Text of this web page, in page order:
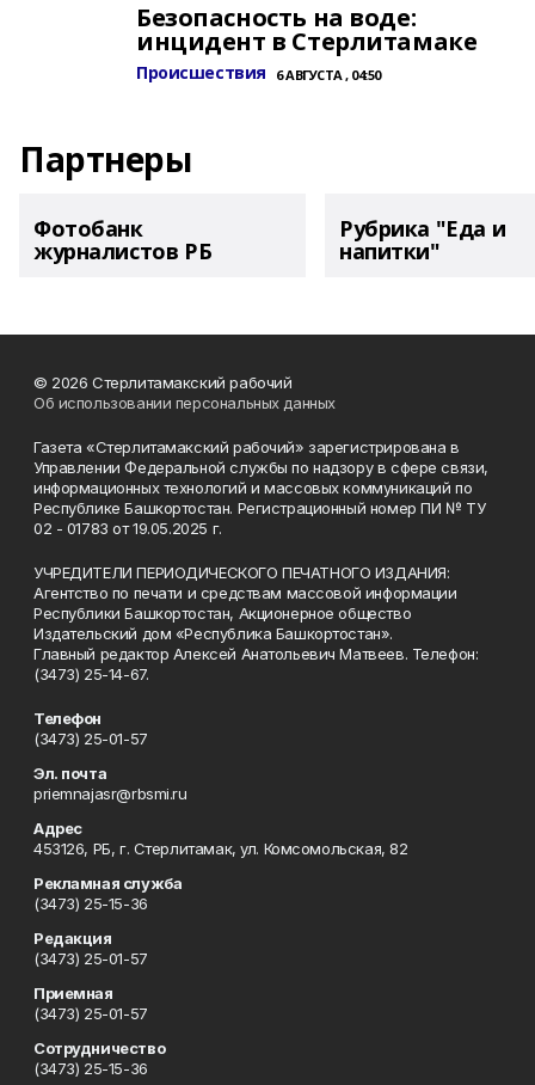
Безопасность на воде:
инцидент в Стерлитамаке
Происшествия 6 АВГУСТА , 04:50
Партнеры
Фотобанк
журналистов РБ
Рубрика "Еда и
напитки"
© 2026 Стерлитамакский рабочий
Об использовании персональных данных
Газета «Стерлитамакский рабочий» зарегистрирована в
Управлении Федеральной службы по надзору в сфере связи,
информационных технологий и массовых коммуникаций по
Республике Башкортостан. Регистрационный номер ПИ № ТУ
02 - 01783 от 19.05.2025 г.
УЧРЕДИТЕЛИ ПЕРИОДИЧЕСКОГО ПЕЧАТНОГО ИЗДАНИЯ:
Агентство по печати и средствам массовой информации
Республики Башкортостан, Акционерное общество
Издательский дом «Республика Башкортостан».
Главный редактор Алексей Анатольевич Матвеев. Телефон:
(3473) 25-14-67.
Телефон
(3473) 25-01-57
Эл. почта
priemnajasr@rbsmi.ru
Адрес
453126, РБ, г. Стерлитамак, ул. Комсомольская, 82
Рекламная служба
(3473) 25-15-36
Редакция
(3473) 25-01-57
Приемная
(3473) 25-01-57
Сотрудничество
(3473) 25-15-36